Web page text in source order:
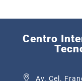
Centro
Av. Cel.